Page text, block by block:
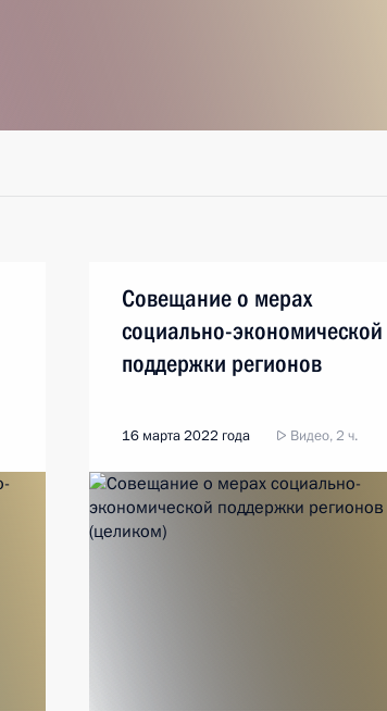
Совещание о мерах
социально-экономической
поддержки регионов
16 марта 2022 года Видео, 2 ч.